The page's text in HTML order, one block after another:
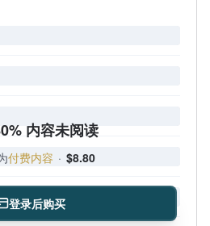
内容未阅读
付费内容 · $8.80
登录后购买